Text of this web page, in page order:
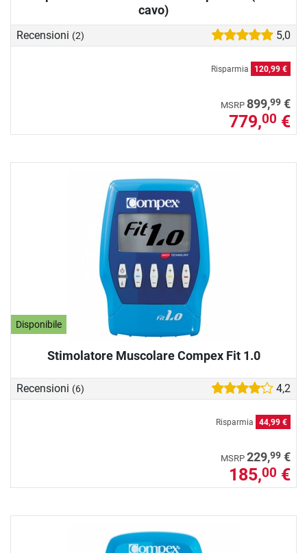
cavo)
Recensioni (2) 5,0
Risparmia 120,99 €
MSRP 899,99 €
779,00 €
Disponibile
Stimolatore Muscolare Compex Fit 1.0
Recensioni (6) 4,2
Risparmia 44,99 €
MSRP 229,99 €
185,00 €